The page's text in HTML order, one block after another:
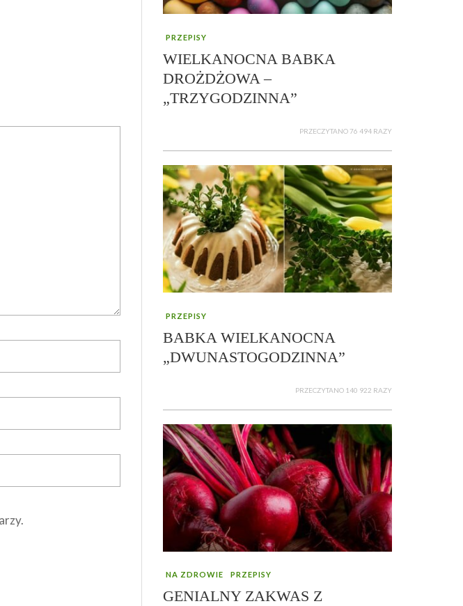
PRZEPISY
WIELKANOCNA BABKA
DROŻDŻOWA –
„TRZYGODZINNA”
PRZECZYTANO 76 494 RAZY
PRZEPISY
BABKA WIELKANOCNA
„DWUNASTOGODZINNA”
PRZECZYTANO 140 922 RAZY
NA ZDROWIE PRZEPISY
GENIALNY ZAKWAS Z